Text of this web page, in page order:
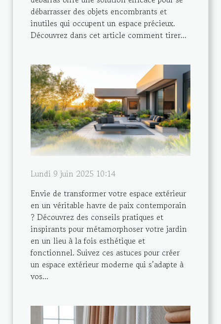
débarrasser des objets encombrants et
inutiles qui occupent un espace précieux.
Découvrez dans cet article comment tirer...
Lundi 9 juin 2025 10:14
Envie de transformer votre espace extérieur
en un véritable havre de paix contemporain
? Découvrez des conseils pratiques et
inspirants pour métamorphoser votre jardin
en un lieu à la fois esthétique et
fonctionnel. Suivez ces astuces pour créer
un espace extérieur moderne qui s’adapte à
vos...